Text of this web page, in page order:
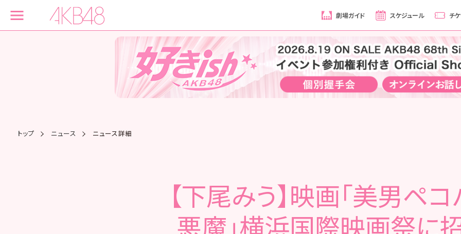
劇場ガイド スケジュール チ
トップ ニュース ニュース詳細
【下尾みう】映画「美男ペ
悪魔」横浜国際映画祭に